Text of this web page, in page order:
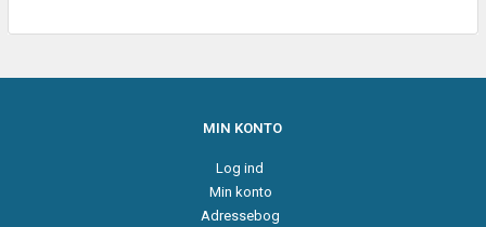
MIN KONTO
Log ind
Min konto
Adressebog